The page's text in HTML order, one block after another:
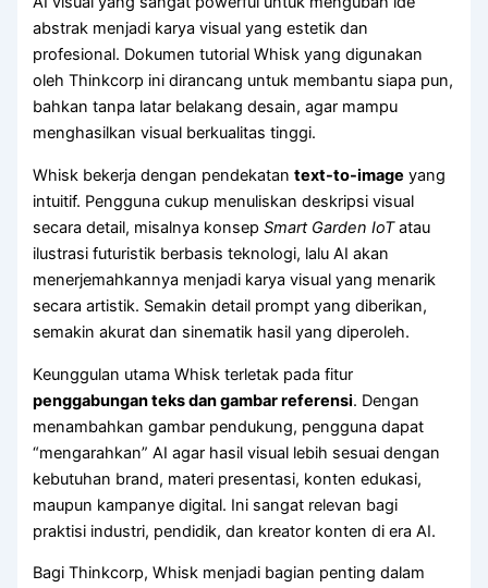
abstrak menjadi karya visual yang estetik dan
profesional. Dokumen tutorial Whisk yang digunakan
oleh Thinkcorp ini dirancang untuk membantu siapa pun,
bahkan tanpa latar belakang desain, agar mampu
menghasilkan visual berkualitas tinggi.
Whisk bekerja dengan pendekatantext-to-image yang
intuitif. Pengguna cukup menuliskan deskripsi visual
secara detail, misalnya konsepSmart Garden IoTatau
ilustrasi futuristik berbasis teknologi, lalu AI akan
menerjemahkannya menjadi karya visual yang menarik
secara artistik. Semakin detail prompt yang diberikan,
semakin akurat dan sinematik hasil yang diperoleh.
Keunggulan utama Whisk terletak pada fitur
penggabungan teks dan gambar referensi. Dengan
menambahkan gambar pendukung, pengguna dapat
“mengarahkan” AI agar hasil visual lebih sesuai dengan
kebutuhan brand, materi presentasi, konten edukasi,
maupun kampanye digital. Ini sangat relevan bagi
praktisi industri, pendidik, dan kreator konten di era AI.
Bagi Thinkcorp, Whisk menjadi bagian penting dalam